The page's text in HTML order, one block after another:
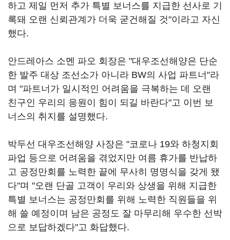
하고 제일 먼저 추가 특별 보너스를 지급한 선사로 기
록돼 오랜 신뢰관계가 더욱 굳건해질 것"이라고 자신
했다.
안드레아스 소멘 파오 회장은 "대우조선해양은 단순
한 발주 대상 조선소가 아니라 BW의 사업 파트너"라
며 "파트너가 일시적인 어려움을 극복하는 데 오랜
친구인 우리의 응원이 힘이 되길 바란다"고 이번 보
너스의 취지를 설명했다.
박두선 대우조선해양 사장은 "코로나 19와 하청지회
파업 등으로 어려움을 겪었지만 여름 휴가를 반납하
고 공정만회를 노력한 끝에 무사히 명명식을 갖게 됐
다"며 "오랜 단골 고객이 우리와 상생을 위해 지급한
특별 보너스는 공정만회를 위해 노력한 직원들을 위
해 쓸 예정이며 남은 공정도 잘 마무리해 우수한 선박
으로 보답하겠다"고 화답했다.